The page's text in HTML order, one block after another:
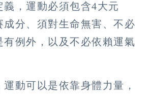
義，運動必須包含4大元
成分、須對生命無害、不必
有例外，以及不必依賴運氣
動可以是依靠身體力量，